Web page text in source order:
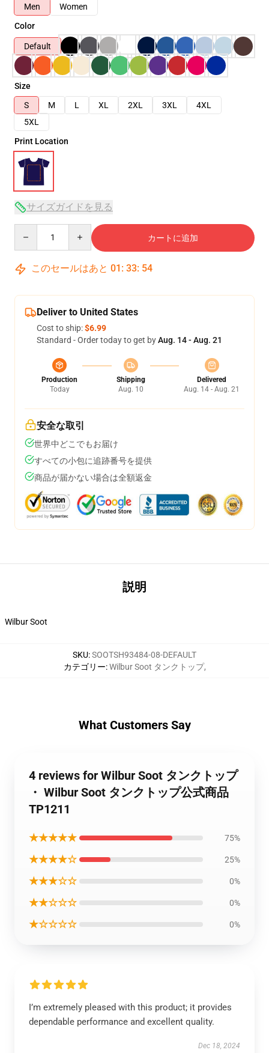
Men
Women
Color
Default
Size
S
M L XL 2XL 3XL
4XL
5XL
Print Location
サイズガイドを見る
カートに追加
このセールはあと 01 : 33: 54
Deliver to United States
Cost to ship:$6.99
Standard - Order today to get byAug. 14 - Aug. 21
Production
Today
Shipping
Aug. 10
Delivered
Aug. 14 - Aug. 21
安全な取引
世界中どこでもお届け
すべての小包に追跡番号を提供
商品が届かない場合は全額返金
説明
Wilbur Soot
SKU:SOOTSH93484-08-DEFAULT
カテゴリー:Wilbur Soot タンクトップ,
What Customers Say
4 reviews for Wilbur Soot タンクトップ
・ Wilbur Soot タンクトップ公式商品
TP1211
★★★★★ 75%
★★★★☆ 25%
★★★☆☆ 0%
★★☆☆☆ 0%
★☆☆☆☆ 0%
I’m extremely pleased with this product; it provides
dependable performance and excellent quality.
Dec 18, 2024